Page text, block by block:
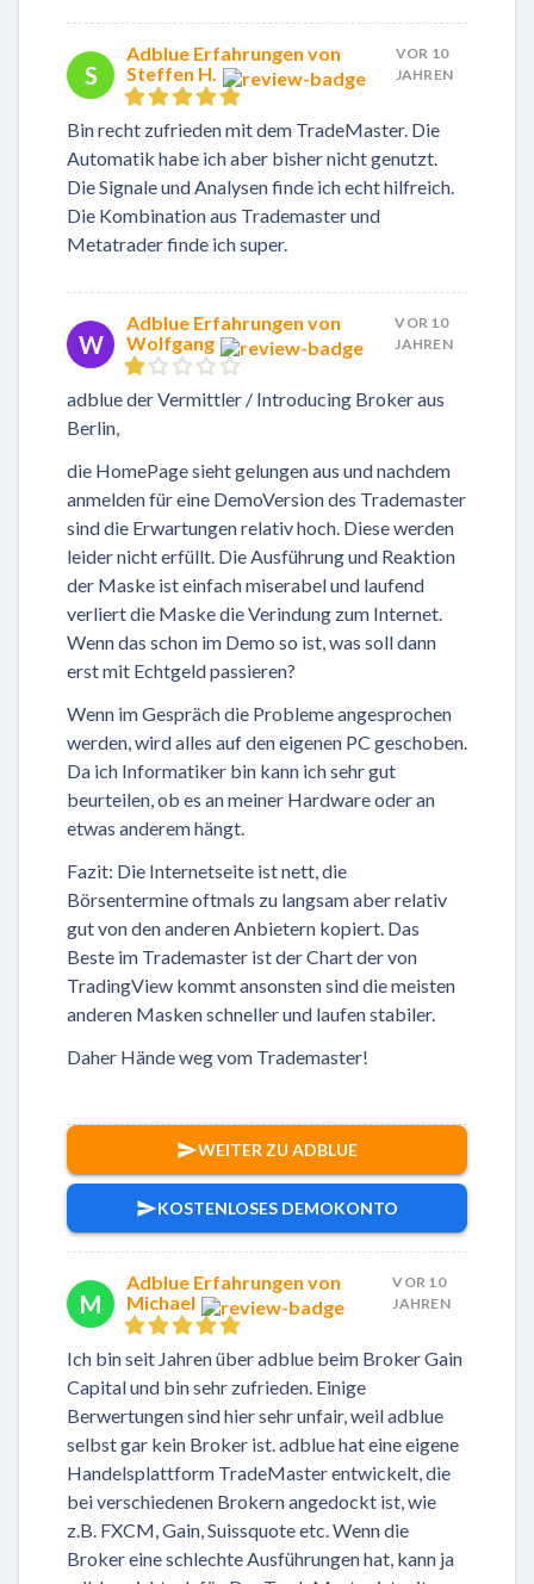
S
Adblue Erfahrungen von
Steffen H.
VOR 10
JAHREN
Bin recht zufrieden mit dem TradeMaster. Die
Automatik habe ich aber bisher nicht genutzt.
Die Signale und Analysen finde ich echt hilfreich.
Die Kombination aus Trademaster und
Metatrader finde ich super.
W
Adblue Erfahrungen von
Wolfgang
VOR 10
JAHREN
adblue der Vermittler / Introducing Broker aus
Berlin,
die HomePage sieht gelungen aus und nachdem
anmelden für eine DemoVersion des Trademaster
sind die Erwartungen relativ hoch. Diese werden
leider nicht erfüllt. Die Ausführung und Reaktion
der Maske ist einfach miserabel und laufend
verliert die Maske die Verindung zum Internet.
Wenn das schon im Demo so ist, was soll dann
erst mit Echtgeld passieren?
Wenn im Gespräch die Probleme angesprochen
werden, wird alles auf den eigenen PC geschoben.
Da ich Informatiker bin kann ich sehr gut
beurteilen, ob es an meiner Hardware oder an
etwas anderem hängt.
Fazit: Die Internetseite ist nett, die
Börsentermine oftmals zu langsam aber relativ
gut von den anderen Anbietern kopiert. Das
Beste im Trademaster ist der Chart der von
TradingView kommt ansonsten sind die meisten
anderen Masken schneller und laufen stabiler.
Daher Hände weg vom Trademaster!
WEITER ZU ADBLUE
KOSTENLOSES DEMOKONTO
M
Adblue Erfahrungen von
Michael
VOR 10
JAHREN
Ich bin seit Jahren über adblue beim Broker Gain
Capital und bin sehr zufrieden. Einige
Berwertungen sind hier sehr unfair, weil adblue
selbst gar kein Broker ist. adblue hat eine eigene
Handelsplattform TradeMaster entwickelt, die
bei verschiedenen Brokern angedockt ist, wie
z.B. FXCM, Gain, Suissquote etc. Wenn die
Broker eine schlechte Ausführungen hat, kann ja